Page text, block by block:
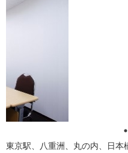
東京駅、八重洲、丸の内、日本